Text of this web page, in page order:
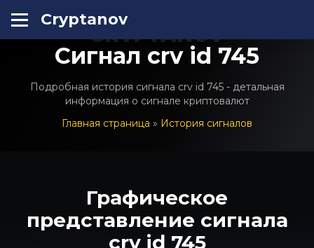
Cryptanov
CRYPTANOV
Сигнал crv id 745
Подробная история сигнала crv id 745 - детальная
информация о сигнале криптовалют
Главная страница » История сигналов
Графическое
представление сигнала
crv id 745